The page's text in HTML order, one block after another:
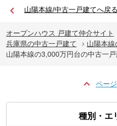
山陽本線/中古一戸建てへ戻る
オープンハウス 戸建て仲介サイト
兵庫県の中古一戸建て
山陽本線
山陽本線の3,000万円台の中古一
ペー
種別・エ